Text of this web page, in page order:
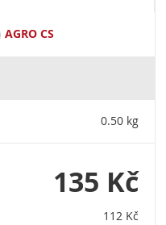
AGRO CS
vynikající kvality a
a vlastní akreditovaná0.50 kg
135 Kč
112 Kč